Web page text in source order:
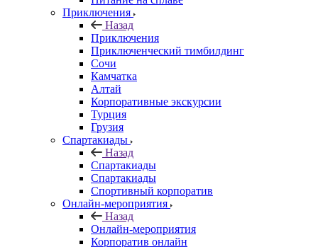
Приключения
Назад
Приключения
Приключенческий тимбилдинг
Сочи
Камчатка
Алтай
Корпоративные экскурсии
Турция
Грузия
Спартакиады
Назад
Спартакиады
Спартакиады
Спортивный корпоратив
Онлайн-мероприятия
Назад
Онлайн-мероприятия
Корпоратив онлайн